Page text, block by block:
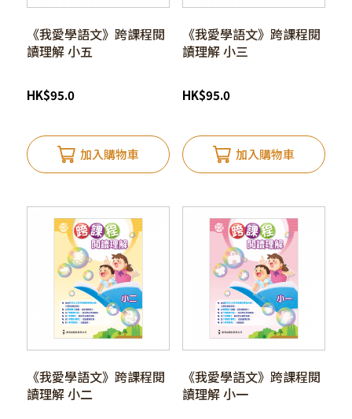
《我愛學語文》跨課程閱
讀理解 小五
HK$95.0
加入購物車
《我愛學語文》跨課程閱
讀理解 小三
HK$95.0
加入購物車
《我愛學語文》跨課程閱
讀理解 小二
《我愛學語文》跨課程閱
讀理解 小一